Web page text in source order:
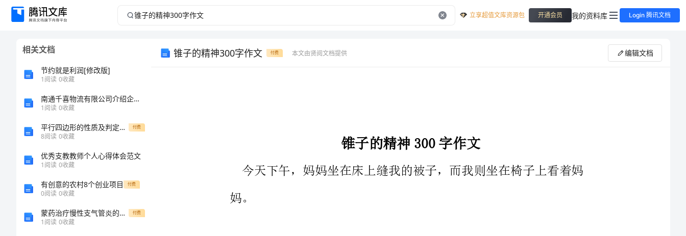
锥
300
立享超值文库资源包 开通会员 我的资料库 Login 腾讯文档
相关文档
节约就是利润[修改版]
1阅读 0收藏
南通千喜物流有限公司介绍企业发展分析报告
1阅读 0收藏
平行四边形的性质及判定典型例题 付费
8阅读 0收藏
优秀支教教师个人心得体会范文
1阅读 0收藏
有创意的农村8个创业项目 付费
0阅读 0收藏
蒙药治疗慢性支气管炎的临床观察 付费
1阅读 0收藏
锥子的精神300字作文 付费 本文由贤阅文档提供 编辑文档